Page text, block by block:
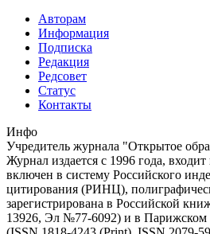
Авторам
Информация
Подписка
Редакция
Редсовет
Статус
Контакты
Инфо
Учредитель журнала "Открытое
Журнал издается с 1996 года,
включен в систему Российского
цитирования (РИНЦ),
зарегистрирована в Российской
13926, Эл №77-6092) и в Парижском